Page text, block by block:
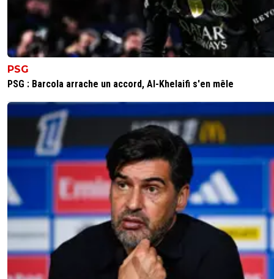
PSG
PSG : Barcola arrache un accord, Al-Khelaifi s'en mêle